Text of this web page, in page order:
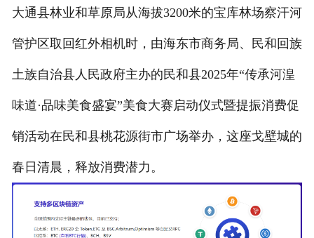
大通县林业和草原局从海拔3200米的宝库林场察汗河
管护区取回红外相机时，由海东市商务局、民和回族
土族自治县人民政府主办的民和县2025年“传承河湟
味道·品味美食盛宴”美食大赛启动仪式暨提振消费促
销活动在民和县桃花源街市广场举办，这座戈壁城的
春日清晨，释放消费潜力。